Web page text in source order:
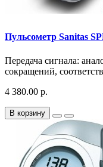
Пульсометр Sanitas
Передача сигнала:
сокращений,
4 380.00 р.
В корзину